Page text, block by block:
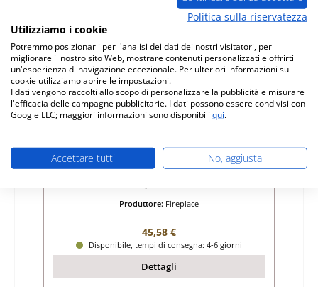
Fireplace Provance pietra laterale a sinistra
Produttore: Fireplace
Prezzo normale:
45,58 €
Disponibile, tempi di consegna: 4-6 giorni
Dettagli
Politica sulla riservatezza
Utilizziamo i cookie
Potremmo posizionarli per l'analisi dei dati dei nostri visitatori, per
migliorare il nostro sito Web, mostrare contenuti personalizzati e offrirti
un'esperienza di navigazione eccezionale. Per ulteriori informazioni sui
cookie utilizziamo aprire le impostazioni.
I dati vengono raccolti allo scopo di personalizzare la pubblicità e misurare
l'efficacia delle campagne pubblicitarie. I dati possono essere condivisi con
Google LLC; maggiori informazioni sono disponibili qui.
Accettare tutti No, aggiusta